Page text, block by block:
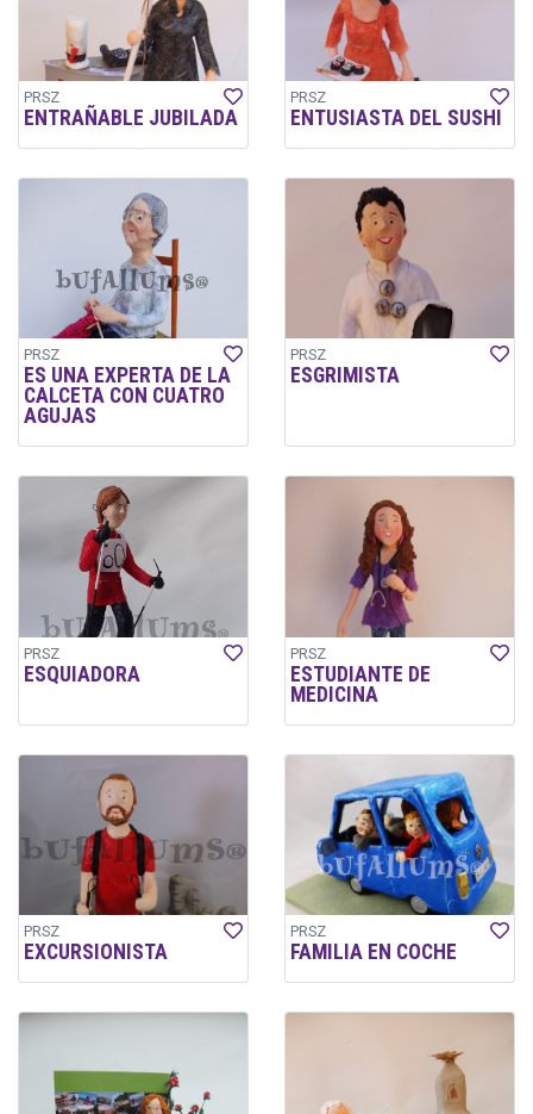
PRSZ
ENTRAÑABLE JUBILADA
PRSZ
ENTUSIASTA DEL SUSHI
PRSZ
ES UNA EXPERTA DE LA
CALCETA CON CUATRO
AGUJAS
PRSZ
ESGRIMISTA
PRSZ
ESQUIADORA
PRSZ
ESTUDIANTE DE
MEDICINA
PRSZ
EXCURSIONISTA
PRSZ
FAMILIA EN COCHE